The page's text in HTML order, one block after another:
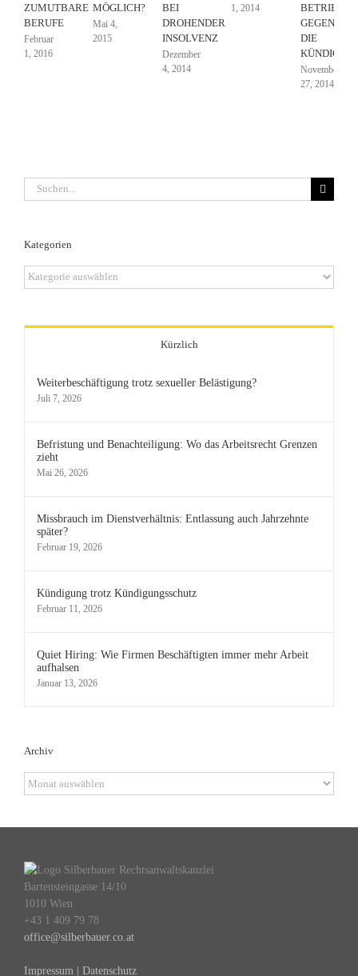
ZUMUTBARE
BERUFE
Februar
1, 2016
MÖGLICH?
Mai 4,
2015
BEI
DROHENDER
INSOLVENZ
Dezember
4, 2014
1, 2014
GEGEN
DIE
November
27, 2014
Suche
nach:
Kategorien
Kategorien
Kürzlich
Weiterbeschäftigung trotz sexueller Belästigung?
Juli 7, 2026
Befristung und Benachteiligung: Wo das Arbeitsrecht Grenzen
zieht
Mai 26, 2026
Missbrauch im Dienstverhältnis: Entlassung auch Jahrzehnte
später?
Februar 19, 2026
Kündigung trotz Kündigungsschutz
Februar 11, 2026
Quiet Hiring: Wie Firmen Beschäftigten immer mehr Arbeit
aufhalsen
Januar 13, 2026
Archiv
Archiv
Bartensteingasse 14/10
1010 Wien
+43 1 409 79 78
office@silberbauer.co.at
Impressum | Datenschutz